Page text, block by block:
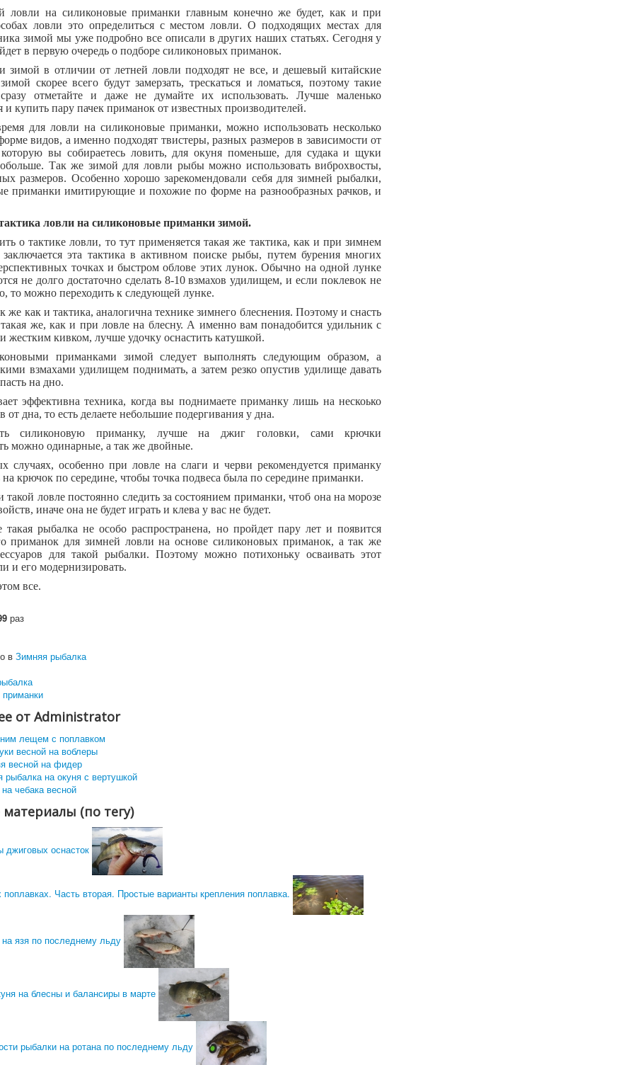
ловли на силиконовые приманки главным конечно же будет, как и при
ловли это определиться с местом ловли. О подходящих местах для
зимой мы уже подробно все описали в других наших статьях. Сегодня у
в первую очередь о подборе силиконовых приманок.
зимой в отличии от летней ловли подходят не все, и дешевый китайские
скорее всего будут замерзать, трескаться и ломаться, поэтому такие
отметайте и даже не думайте их использовать. Лучше маленько
и купить пару пачек приманок от известных производителей.
для ловли на силиконовые приманки, можно использовать несколько
видов, а именно подходят твистеры, разных размеров в зависимости от
вы собираетесь ловить, для окуня поменьше, для судака и щуки
Так же зимой для ловли рыбы можно использовать виброхвосты,
размеров. Особенно хорошо зарекомендовали себя для зимней рыбалки,
приманки имитирующие и похожие по форме на разнообразных рачков, и
ловли на силиконовые приманки зимой.
о тактике ловли, то тут применяется такая же тактика, как и при зимнем
заключается эта тактика в активном поиске рыбы, путем бурения многих
точках и быстром облове этих лунок. Обычно на одной лунке
не долго достаточно сделать 8-10 взмахов удилищем, и если поклевок не
то можно переходить к следующей лунке.
же как и тактика, аналогична технике зимнего блеснения. Поэтому и снасть
такая же, как и при ловле на блесну. А именно вам понадобится удильник с
жестким кивком, лучше удочку оснастить катушкой.
приманками зимой следует выполнять следующим образом, а
взмахами удилищем поднимать, а затем резко опустив удилище давать
на дно.
эффективна техника, когда вы поднимаете приманку лишь на нескоько
от дна, то есть делаете небольшие подергивания у дна.
силиконовую приманку, лучше на джиг головки, сами крючки
можно одинарные, а так же двойные.
случаях, особенно при ловле на слаги и черви рекомендуется приманку
на крючок по середине, чтобы точка подвеса была по середине приманки.
такой ловле постоянно следить за состоянием приманки, чтоб она на морозе
иначе она не будет играть и клева у вас не будет.
такая рыбалка не особо распространена, но пройдет пару лет и появится
приманок для зимней ловли на основе силиконовых приманок, а так же
для такой рыбалки. Поэтому можно потихоньку осваивать этот
и его модернизировать.
все.
раз
в Зимняя рыбалка
от Administrator
лещем с поплавком
весной на воблеры
весной на фидер
рыбалка на окуня с вертушкой
чебака весной
(по тегу)
джиговых оснасток
Часть вторая. Простые варианты крепления поплавка.
язя по последнему льду
на блесны и балансиры в марте
рыбалки на ротана по последнему льду